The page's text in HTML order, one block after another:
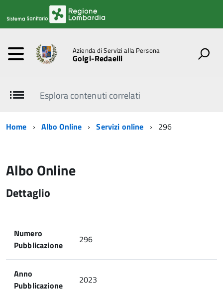
Azienda di Servizi alla Persona
Golgi-Redaelli
Esplora contenuti correlati
Home Albo Online Servizi online 296
Albo Online
Dettaglio
Numero
Pubblicazione
296
Anno
Pubblicazione
2023